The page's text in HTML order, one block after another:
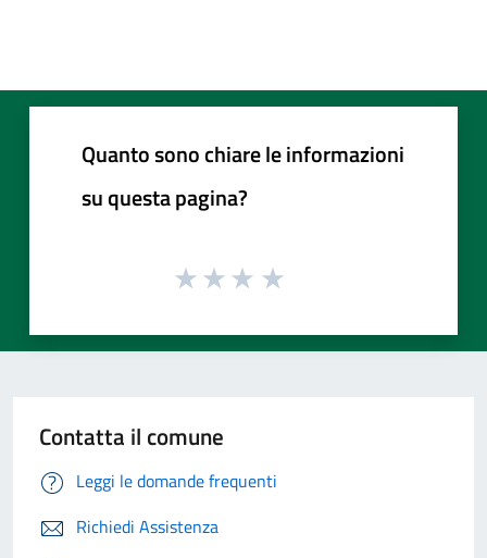
Quanto sono chiare le informazioni
su questa pagina?
Contatta il comune
Leggi le domande frequenti
Richiedi Assistenza